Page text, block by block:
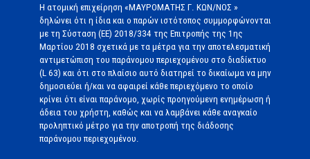
Η ατομική επιχείρηση «ΜΑΥΡΟΜΑΤΗΣ Γ. ΚΩΝ/ΝΟΣ »
δηλώνει ότι η ίδια και ο παρών ιστότοπος συμμορφώνονται
με τη Σύσταση (ΕΕ) 2018/334 της Επιτροπής της 1ης
Μαρτίου 2018 σχετικά με τα μέτρα για την αποτελεσματική
αντιμετώπιση του παράνομου περιεχομένου στο διαδίκτυο
(L 63) και ότι στο πλαίσιο αυτό διατηρεί το δικαίωμα να μην
δημοσιεύει ή/και να αφαιρεί κάθε περιεχόμενο το οποίο
κρίνει ότι είναι παράνομο, χωρίς προηγούμενη ενημέρωση ή
άδεια του χρήστη, καθώς και να λαμβάνει κάθε αναγκαίο
προληπτικό μέτρο για την αποτροπή της διάδοσης
παράνομου περιεχομένου.